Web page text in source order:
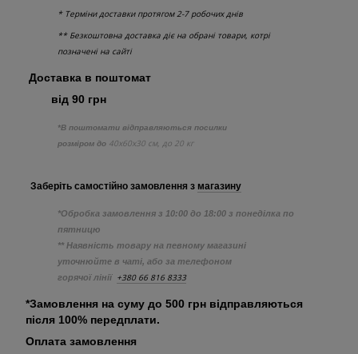
* Терміни доставки протягом 2-7 робочих днів
** Безкоштовна доставка діє на обрані товари, котрі
позначені на сайті
Доставка в поштомат
від 90 грн
*В поштомати відправляються посилки
розміром до 40х60х30 см, до 20 кг
Заберіть самостійно замовлення з магазину
*Обробка замовлення з 10:00 до 18:00 з понеділка по
пятницю
** Наявність товару на певному магазині
уточнюйте в чаті, або за телефоном
горячої лінії +380 66 816 8333
*Замовлення на суму до 500 грн відправляються
після 100% передплати.
Оплата замовлення